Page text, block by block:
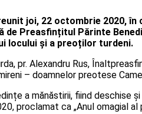
joi, 22 octombrie 2020,
Preasfințitul Părinte
locului și a preoților turdeni.
pr. Alexandru Rus,
– doamnelor preotese
a mănăstirii, fiind deschise
proclamat ca „Anul omagial